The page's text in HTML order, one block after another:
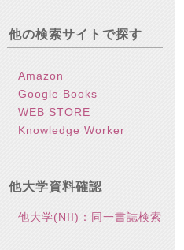
他の検索サイトで探す
Amazon
Google Books
WEB STORE
Knowledge Worker
他大学資料確認
他大学(NII)：同一書誌検索